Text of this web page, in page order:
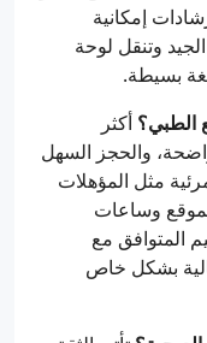
إمكانية
وتنقل لوحة
بسيطة.
الطبي؟ أكثر
والحجز السهل
مثل المؤهلات
وساعات
المتوافق مع
بشكل خاص